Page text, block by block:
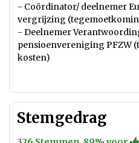
- Coördinator/ deelnemer
vergrijzing
- Deelnemer
pensioenvereniging PFZW
kosten)
Stemgedrag